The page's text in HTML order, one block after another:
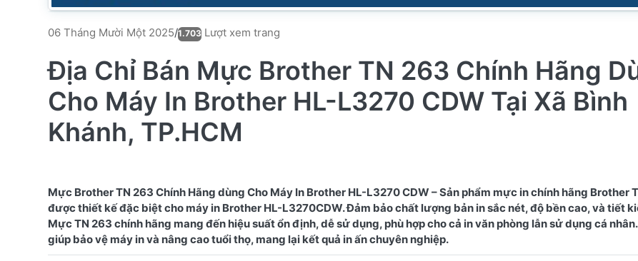
06 Tháng Mười Một 2025/1.703 Lượt xem trang
Địa Chỉ Bán Mực Brother TN 263 Chính Hãng
Cho Máy In Brother HL-L3270 CDW Tại Xã Bình
Khánh, TP.HCM
Mực Brother TN 263 Chính Hãng dùng Cho Máy In Brother HL-L3270 CDW – Sản phẩm mực in chính hãng Brother
được thiết kế đặc biệt cho máy in Brother HL-L3270CDW. Đảm bảo chất lượng bản in sắc nét, độ bền cao, và tiết
Mực TN 263 chính hãng mang đến hiệu suất ổn định, dễ sử dụng, phù hợp cho cả in văn phòng lẫn sử dụng cá